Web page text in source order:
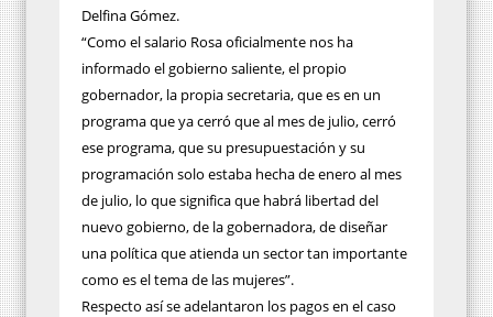
Delfina Gómez.
“Como el salario Rosa oficialmente nos ha
informado el gobierno saliente, el propio
gobernador, la propia secretaria, que es en un
programa que ya cerró que al mes de julio, cerró
ese programa, que su presupuestación y su
programación solo estaba hecha de enero al mes
de julio, lo que significa que habrá libertad del
nuevo gobierno, de la gobernadora, de diseñar
una política que atienda un sector tan importante
como es el tema de las mujeres”.
Respecto así se adelantaron los pagos en el caso